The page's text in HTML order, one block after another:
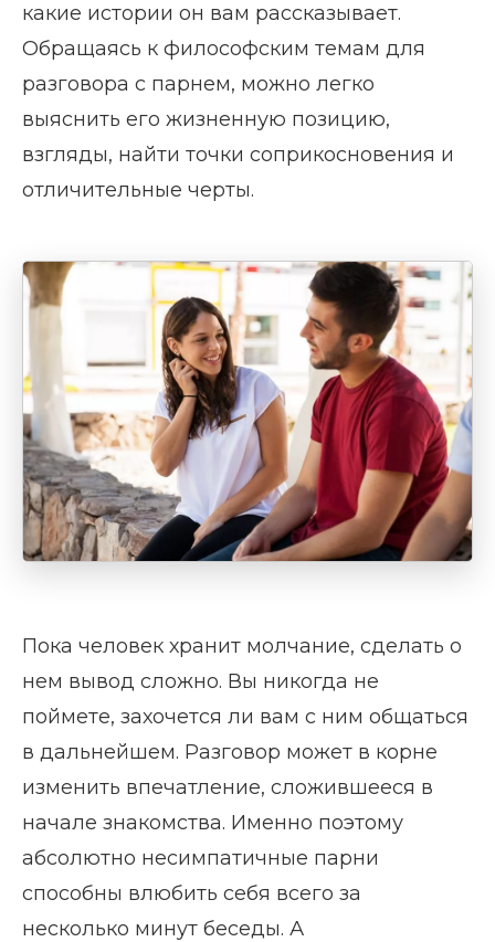
какие истории он вам рассказывает.
Обращаясь к философским темам для
разговора с парнем, можно легко
выяснить его жизненную позицию,
взгляды, найти точки соприкосновения и
отличительные черты.
Пока человек хранит молчание, сделать о
нем вывод сложно. Вы никогда не
поймете, захочется ли вам с ним общаться
в дальнейшем. Разговор может в корне
изменить впечатление, сложившееся в
начале знакомства. Именно поэтому
абсолютно несимпатичные парни
способны влюбить себя всего за
несколько минут беседы. А